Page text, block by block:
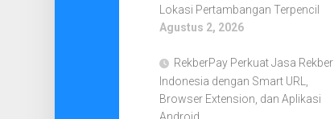
Lokasi Pertambangan Terpencil
Agustus 2, 2026
RekberPay Perkuat Jasa Rekber
Indonesia dengan Smart URL,
Browser Extension, dan Aplikasi